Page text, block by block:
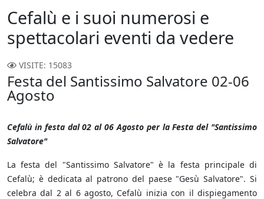
Cefalù e i suoi numerosi e
spettacolari eventi da vedere
VISITE: 15083
Festa del Santissimo Salvatore 02-06
Agosto
Cefalù in festa dal 02 al 06 Agosto per la Festa del "Santissimo
Salvatore"
La festa del "Santissimo Salvatore" è la festa principale di
Cefalù; è dedicata al patrono del paese "Gesù Salvatore". Si
celebra dal 2 al 6 agosto, Cefalù inizia con il dispiegamento